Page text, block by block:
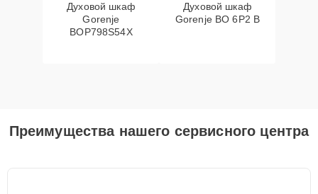
Духовой шкаф
Gorenje
BOP798S54X
Духовой шкаф
Gorenje BO 6P2 B
Преимущества нашего сервисного центра